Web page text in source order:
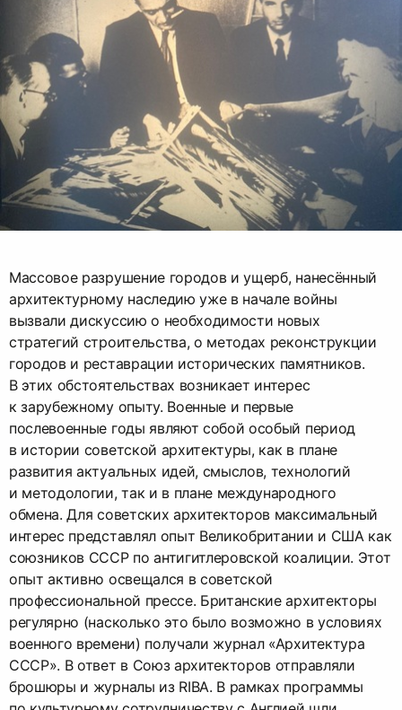
Массовое разрушение городов и ущерб, нанесённый
архитектурному наследию уже в начале войны
вызвали дискуссию о необходимости новых
стратегий строительства, о методах реконструкции
городов и реставрации исторических памятников.
В этих обстоятельствах возникает интерес
к зарубежному опыту. Военные и первые
послевоенные годы являют собой особый период
в истории советской архитектуры, как в плане
развития актуальных идей, смыслов, технологий
и методологии, так и в плане международного
обмена. Для советских архитекторов максимальный
интерес представлял опыт Великобритании и США как
союзников СССР по антигитлеровской коалиции. Этот
опыт активно освещался в советской
профессиональной прессе. Британские архитекторы
регулярно (насколько это было возможно в условиях
военного времени) получали журнал «Архитектура
СССР». В ответ в Союз архитекторов отправляли
брошюры и журналы из RIBA. В рамках программы